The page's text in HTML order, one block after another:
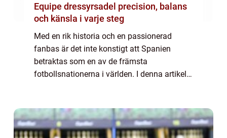
Equipe dressyrsadel precision, balans
och känsla i varje steg
Med en rik historia och en passionerad
fanbas är det inte konstigt att Spanien
betraktas som en av de främsta
fotbollsnationerna i världen. I denna artikel
av fotbo...